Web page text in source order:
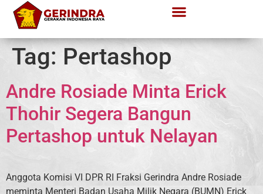
Tag: Pertashop
Andre Rosiade Minta Erick
Thohir Segera Bangun
Pertashop untuk Nelayan
Anggota Komisi VI DPR RI Fraksi Gerindra Andre Rosiade
meminta Menteri Badan Usaha Milik Negara (BUMN) Erick